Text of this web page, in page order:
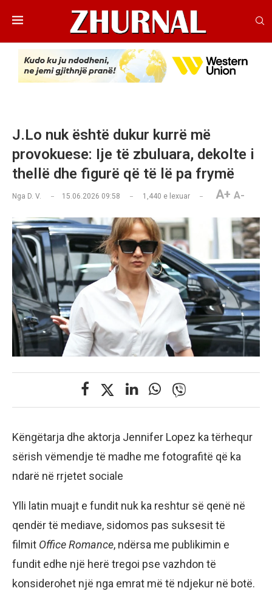
J.Lo nuk është dukur kurrë më
provokuese: Ije të zbuluara, dekolte i
thellë dhe figurë që të lë pa frymë
Nga D. V. 15.06.2026 09:58 1,440 e lexuar A+ A-
Këngëtarja dhe aktorja Jennifer Lopez ka tërhequr
sërish vëmendje të madhe me fotografitë që ka
ndarë në rrjetet sociale
Ylli latin muajt e fundit nuk ka reshtur së qenë në
qendër të mediave, sidomos pas suksesit të
filmit Office Romance, ndërsa me publikimin e
fundit edhe një herë tregoi pse vazhdon të
konsiderohet një nga emrat më të ndjekur në botë.